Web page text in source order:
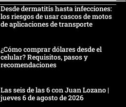
Desde dermatitis hasta infecciones:
los riesgos de usar cascos de motos
de aplicaciones de transporte
¿Cómo comprar dólares desde el
celular? Requisitos, pasos y
recomendaciones
Las seis de las 6 con Juan Lozano |
jueves 6 de agosto de 2026